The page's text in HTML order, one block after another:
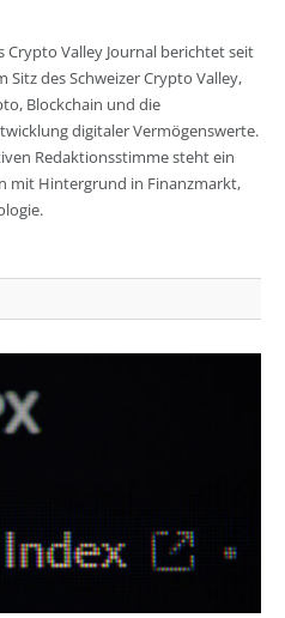
Crypto Valley Journal berichtet seit
Sitz des Schweizer Crypto Valley,
Blockchain und die
digitaler Vermögenswerte.
Redaktionsstimme steht ein
mit Hintergrund in Finanzmarkt,